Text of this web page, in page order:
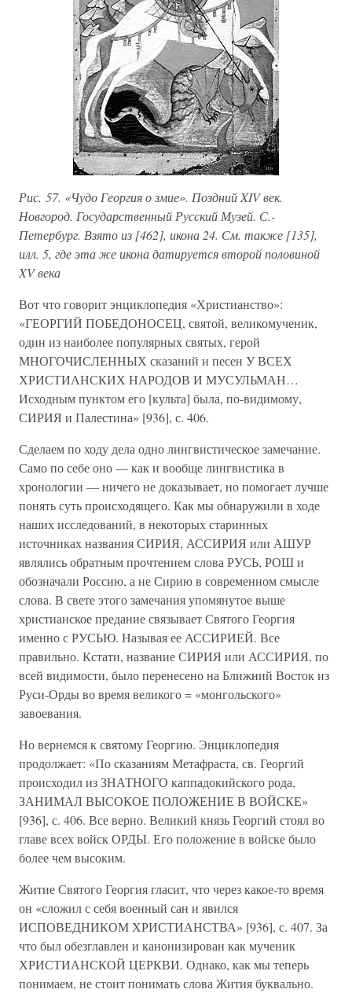
Рис. 57. «Чудо Георгия о змие». Поздний XIV век.
Новгород. Государственный Русский Музей. С.-
Петербург. Взято из [462], икона 24. См. также [135],
илл. 5, где эта же икона датируется второй половиной
XV века
Вот что говорит энциклопедия «Христианство»:
«ГЕОРГИЙ ПОБЕДОНОСЕЦ, святой, великомученик,
один из наиболее популярных святых, герой
МНОГОЧИСЛЕННЫХ сказаний и песен У ВСЕХ
ХРИСТИАНСКИХ НАРОДОВ И МУСУЛЬМАН…
Исходным пунктом его [культа] была, по-видимому,
СИРИЯ и Палестина» [936], с. 406.
Сделаем по ходу дела одно лингвистическое замечание.
Само по себе оно — как и вообще лингвистика в
хронологии — ничего не доказывает, но помогает лучше
понять суть происходящего. Как мы обнаружили в ходе
наших исследований, в некоторых старинных
источниках названия СИРИЯ, АССИРИЯ или АШУР
являлись обратным прочтением слова РУСЬ, РОШ и
обозначали Россию, а не Сирию в современном смысле
слова. В свете этого замечания упомянутое выше
христианское предание связывает Святого Георгия
именно с РУСЬЮ. Называя ее АССИРИЕЙ. Все
правильно. Кстати, название СИРИЯ или АССИРИЯ, по
всей видимости, было перенесено на Ближний Восток из
Руси-Орды во время великого = «монгольского»
завоевания.
Но вернемся к святому Георгию. Энциклопедия
продолжает: «По сказаниям Метафраста, св. Георгий
происходил из ЗНАТНОГО каппадокийского рода,
ЗАНИМАЛ ВЫСОКОЕ ПОЛОЖЕНИЕ В ВОЙСКЕ»
[936], с. 406. Все верно. Великий князь Георгий стоял во
главе всех войск ОРДЫ. Его положение в войске было
более чем высоким.
Житие Святого Георгия гласит, что через какое-то время
он «сложил с себя военный сан и явился
ИСПОВЕДНИКОМ ХРИСТИАНСТВА» [936], с. 407. За
что был обезглавлен и канонизирован как мученик
ХРИСТИАНСКОЙ ЦЕРКВИ. Однако, как мы теперь
понимаем, не стоит понимать слова Жития буквально.